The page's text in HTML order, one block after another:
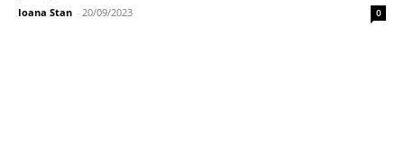
Ioana Stan - 20/09/2023 0